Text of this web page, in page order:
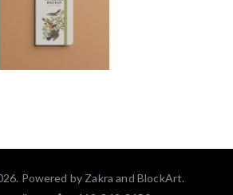
Powered by Zakra and BlockArt.